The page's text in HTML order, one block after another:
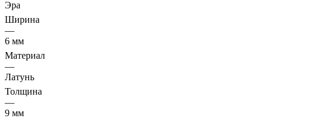
Эра
Ширина
—
6 мм
Материал
—
Латунь
Толщина
—
9 мм